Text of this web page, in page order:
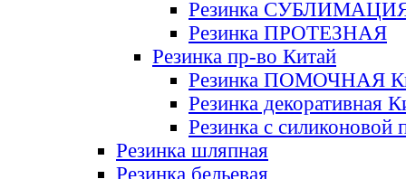
Резинка
Резинка ПРОТЕЗНАЯ
Резинка пр-во Китай
Резинка ПОМОЧНАЯ
Резинка декоративная
Резинка с силиконовой
Резинка шляпная
Резинка бельевая